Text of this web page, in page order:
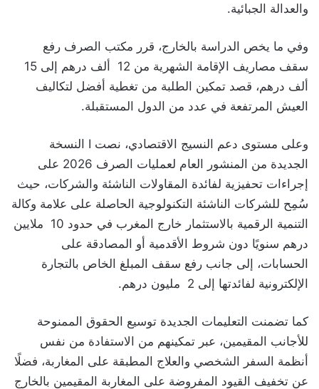
والعدالة الجبائية.
وفي ما يخص الدراسة بالخارج، قرر مكتب الصرف رفع
سقف مصاريف الإقامة الشهرية من 12 ألف درهم إلى 15
ألف درهم، قصد تمكين الطلبة من تغطية أفضل لتكاليف
العيش المرتفعة في عدد من الدول المستقبلة.
وعلى مستوى دعم النسيج الاقتصادي، نصت I النسخة
الجديدة من المنشور العام لعمليات الصرف 2026 على
إجراءات تحفيزية لفائدة المقاولات الناشئة والشركات، حيث
سُمِح للشركات الناشئة التكنولوجية الحاصلة على علامة وكالة
التنمية الرقمية بالاستثمار خارج المغرب في حدود 10 ملايين
درهم سنويًا دون شروط الأقدمية أو المصادقة على
الحسابات، إلى جانب رفع سقف المبلغ الخاص بالتجارة
الإلكترونية لفائدتها إلى 2 مليون درهم.
كما تضمنت التعليمات الجديدة توسيع الحقوق الممنوحة
للأجانب المقيمين، عبر تمكينهم من الاستفادة من نفس
أنظمة السفر الشخصي والعلاج المطبقة على المغاربة، فضلًا
عن تخفيف القيود المفروضة على المغاربة المقيمين بالخارج